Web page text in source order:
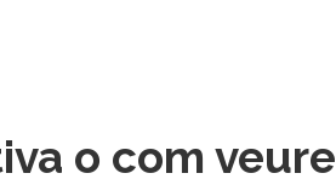
o com veure